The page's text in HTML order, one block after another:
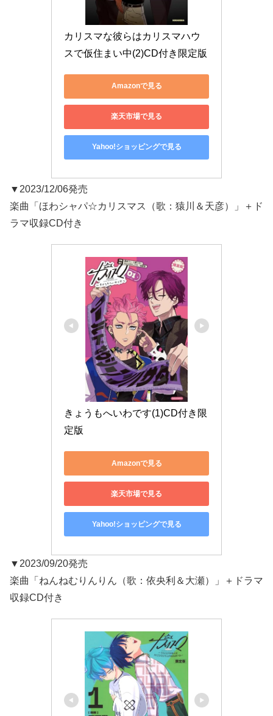
カリスマな彼らはカリスマハウ
スで仮住まい中(2)CD付き限定版
Amazonで見る
楽天市場で見る
Yahoo!ショッピングで見る
▼2023/12/06発売
楽曲「ほわシャパ☆カリスマス（歌：猿川＆天彦）」＋ド
ラマ収録CD付き
きょうもへいわです(1)CD付き限
定版
Amazonで見る
楽天市場で見る
Yahoo!ショッピングで見る
▼2023/09/20発売
楽曲「ねんねむりんりん（歌：依央利＆大瀬）」＋ドラマ
収録CD付き